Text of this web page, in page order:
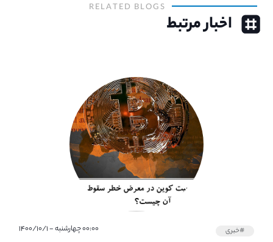
RELATED BLOGS
اخبار مرتبط
#خبری ۰۰:۰۰ چهارشنبه - ۱۴۰۰/۱۰/۱